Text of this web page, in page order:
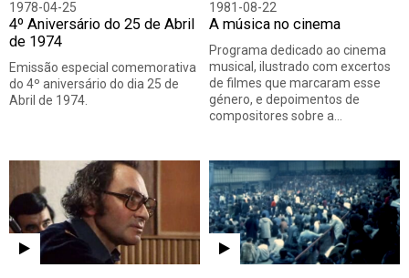
1978-04-25
4º Aniversário do 25 de Abril
de 1974
Emissão especial comemorativa
do 4º aniversário do dia 25 de
Abril de 1974.
1981-08-22
A música no cinema
Programa dedicado ao cinema
musical, ilustrado com excertos
de filmes que marcaram esse
género, e depoimentos de
compositores sobre a…